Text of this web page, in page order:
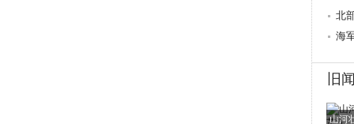
心
北
行
海
旧
山河